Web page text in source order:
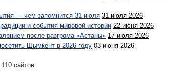
— чем запомнится 31 июля 31 июля 2026
и события мировой истории 22 июня 2026
после разгрома «Астаны» 17 июля 2026
Шымкент в 2026 году 03 июня 2026
сайтов